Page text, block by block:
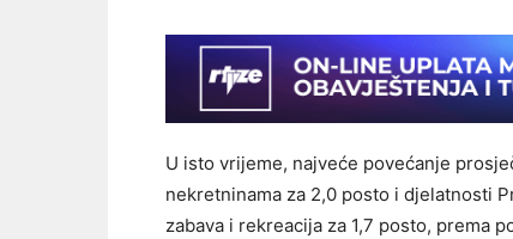
U isto vrijeme, najveće povećanje
nekretninama za 2,0 posto i djelatnosti
zabava i rekreacija za 1,7 posto, prema